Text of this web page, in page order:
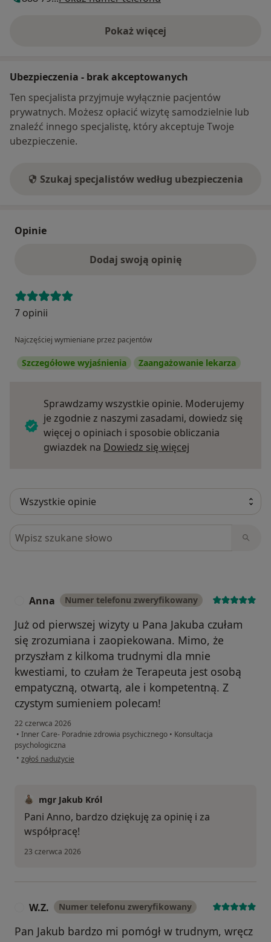
Pokaż więcej
o adresie
Ubezpieczenia - brak akceptowanych
Ten specjalista przyjmuje wyłącznie pacjentów
prywatnych. Możesz opłacić wizytę samodzielnie lub
znaleźć innego specjalistę, który akceptuje Twoje
ubezpieczenie.
Szukaj specjalistów według ubezpieczenia
Opinie
Dodaj swoją opinię
7 opinii
Najczęściej wymieniane przez pacjentów
Szczegółowe wyjaśnienia Zaangażowanie lekarza
Sprawdzamy wszystkie opinie. Moderujemy
je zgodnie z naszymi zasadami, dowiedz się
więcej o opiniach i sposobie obliczania
gwiazdek na Dowiedz się więcej
Szukaj w opiniach
Anna Numer telefonu zweryfikowany
Już od pierwszej wizyty u Pana Jakuba czułam
się zrozumiana i zaopiekowana. Mimo, że
przyszłam z kilkoma trudnymi dla mnie
kwestiami, to czułam że Terapeuta jest osobą
empatyczną, otwartą, ale i kompetentną. Z
czystym sumieniem polecam!
22 czerwca 2026
• Inner Care- Poradnie zdrowia psychicznego • Konsultacja
psychologiczna
• w opinii użytkownika Anna
zgłoś nadużycie
mgr Jakub Król
Pani Anno, bardzo dziękuję za opinię i za
współpracę!
23 czerwca 2026
W.Z. Numer telefonu zweryfikowany
Pan Jakub bardzo mi pomógł w trudnym, wręcz